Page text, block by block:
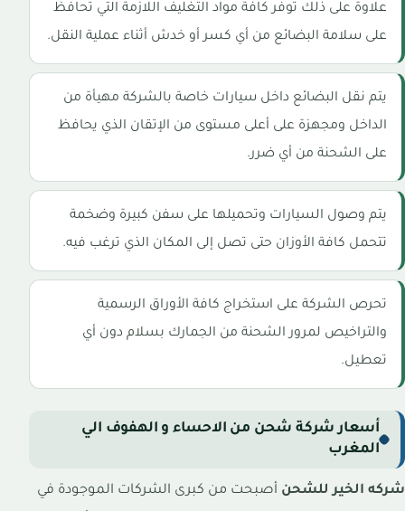
علاوة على ذلك توفر كافة مواد التغليف اللازمة التي تحافظ
على سلامة البضائع من أي كسر أو خدش أثناء عملية النقل.
يتم نقل البضائع داخل سيارات خاصة بالشركة مهيأة من
الداخل ومجهزة على أعلى مستوى من الإتقان الذي يحافظ
على الشحنة من أي ضرر.
يتم وصول السيارات وتحميلها على سفن كبيرة وضخمة
تتحمل كافة الأوزان حتى تصل إلى المكان الذي ترغب فيه.
تحرص الشركة على استخراج كافة الأوراق الرسمية
والتراخيص لمرور الشحنة من الجمارك بسلام دون أي
تعطيل.
أسعار شركة شحن من الاحساء و الهفوف الي
المغرب
شركه الخير للشحن أصبحت من كبرى الشركات الموجودة في